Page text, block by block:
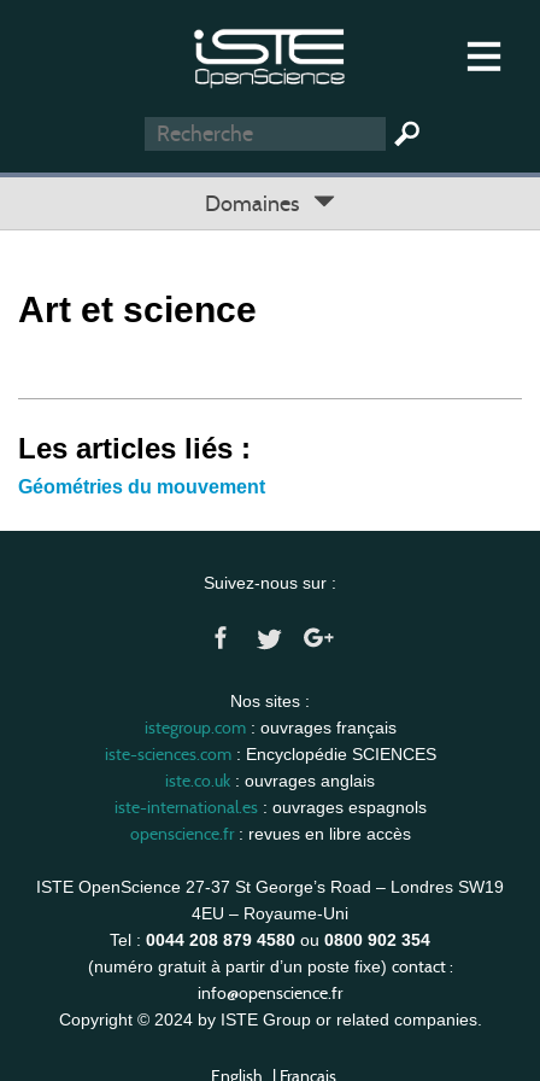
Domaines
Art et science
Les articles liés :
Géométries du mouvement
Suivez-nous sur :
Nos sites :
istegroup.com: ouvrages français
iste-sciences.com: Encyclopédie SCIENCES
iste.co.uk : ouvrages anglais
iste-international.es: ouvrages espagnols
openscience.fr: revues en libre accès
ISTE OpenScience 27-37 St George’s Road – Londres SW19
4EU – Royaume-Uni
Tel : 0044 208 879 4580 ou 0800 902 354
(numéro gratuit à partir d’un poste fixe) contact :
info@openscience.fr
Copyright © 2024 by ISTE Group or related companies.
English | Français